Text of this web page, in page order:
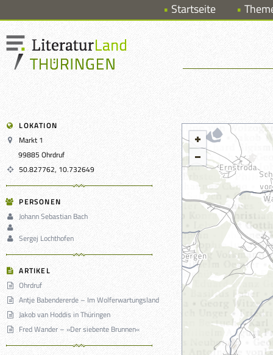
Startseite
LOKATION
Markt 1
99885 Ohrdruf
50.827762, 10.732649
PERSONEN
Johann Sebastian Bach
Sergej Lochthofen
ARTIKEL
Ohrdruf
Antje Babendererde – Im Wolferwartungsland
Jakob van Hoddis in Thüringen
Fred Wander – »Der siebente Brunnen«